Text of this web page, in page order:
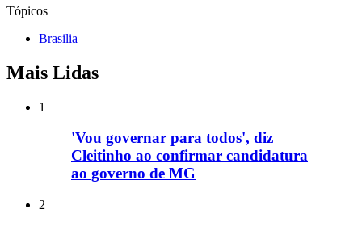
Tópicos
Brasilia
Mais Lidas
1
'Vou governar para todos', diz
Cleitinho ao confirmar candidatura
ao governo de MG
2